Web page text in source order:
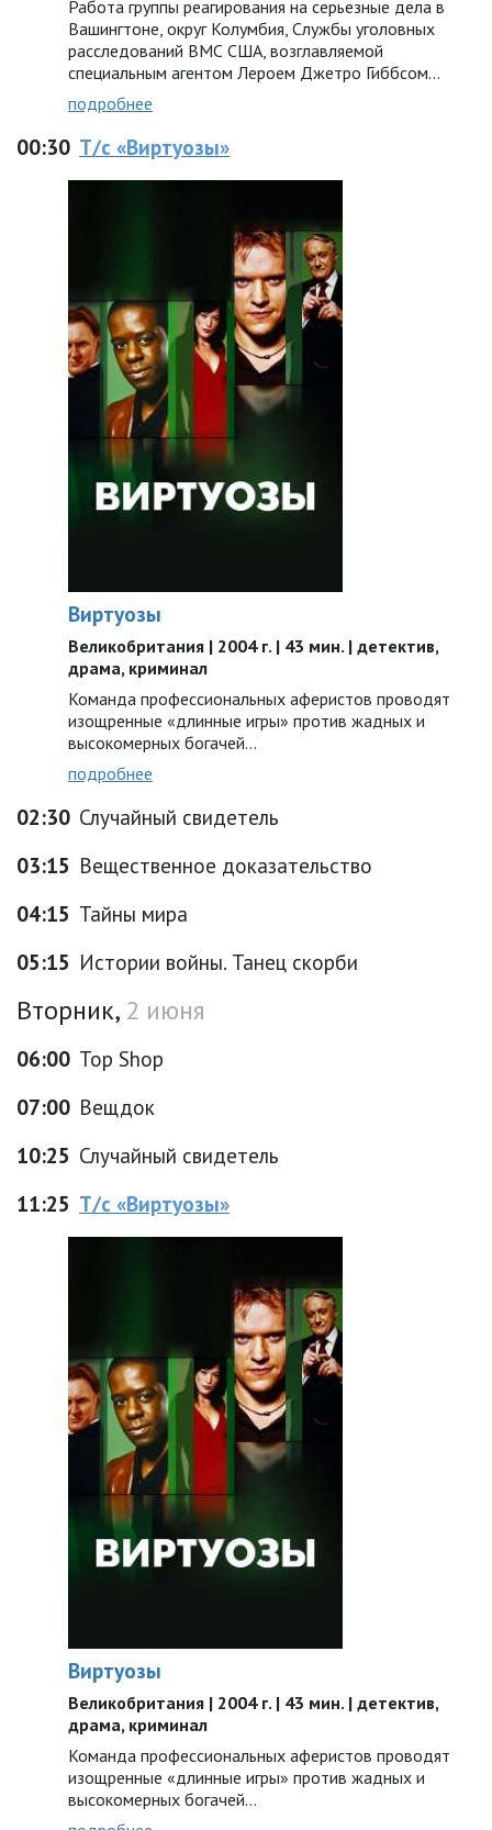
Работа группы реагирования на серьезные дела в
Вашингтоне, округ Колумбия, Службы уголовных
расследований ВМС США, возглавляемой
специальным агентом Лероем Джетро Гиббсом…
подробнее
00:30 Т/с «Виртуозы»
Виртуозы
Великобритания | 2004 г. | 43 мин. | детектив,
драма, криминал
Команда профессиональных аферистов проводят
изощренные «длинные игры» против жадных и
высокомерных богачей…
подробнее
02:30 Случайный свидетель
03:15 Вещественное доказательство
04:15 Тайны мира
05:15 Истории войны. Танец скорби
Вторник, 2 июня
06:00 Top Shop
07:00 Вещдок
10:25 Случайный свидетель
11:25 Т/с «Виртуозы»
Виртуозы
Великобритания | 2004 г. | 43 мин. | детектив,
драма, криминал
Команда профессиональных аферистов проводят
изощренные «длинные игры» против жадных и
высокомерных богачей…